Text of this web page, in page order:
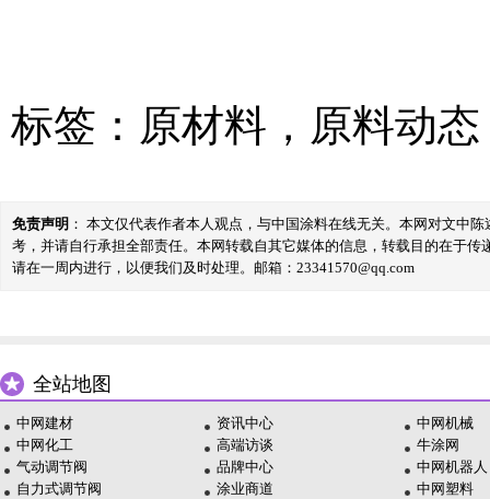
标签： 原材料 ， 原料动态
免责声明 ： 本文仅代表作者本人观点，与中国涂料在线无关。本网对文中
考，并请自行承担全部责任。本网转载自其它媒体的信息，转载目的在于
请在一周内进行，以便我们及时处理。邮箱：23341570@qq.com
全站地图
中网建材
中网化工
气动调节阀
自力式调节阀
资讯中心
高端访谈
品牌中心
涂业商道
中网机械
牛涂网
中网机器人
中网塑料